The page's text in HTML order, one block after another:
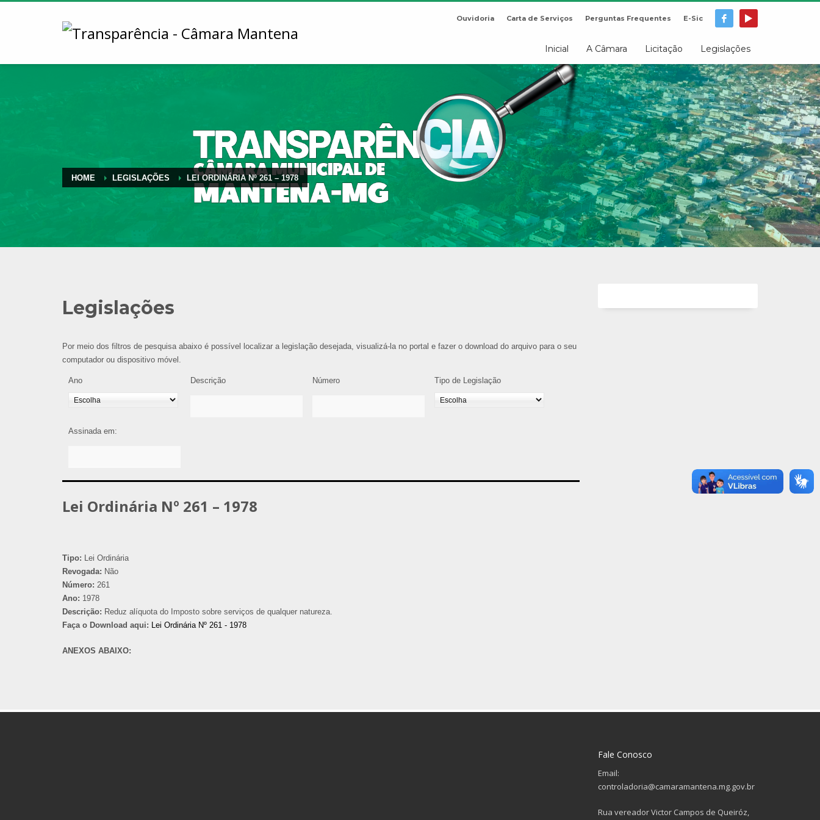
Ouvidoria Carta de Serviços Perguntas Frequentes E-Sic
Inicial A Câmara Licitação Legislações
HOME LEGISLAÇÕES LEI ORDINÁRIA Nº 261 – 1978
Legislações
Por meio dos filtros de pesquisa abaixo é possível localizar a legislação desejada, visualizá-la no portal e fazer o download do arquivo para o seu
computador ou dispositivo móvel.
Ano Descrição Número Tipo de Legislação
Assinada em:
Lei Ordinária Nº 261 – 1978
Tipo: Lei Ordinária
Revogada: Não
Número: 261
Ano: 1978
Descrição: Reduz alíquota do Imposto sobre serviços de qualquer natureza.
Faça o Download aqui: Lei Ordinária Nº 261 - 1978
ANEXOS ABAIXO:
Fale Conosco
Email:
controladoria@camaramantena.mg.gov.br
Rua vereador Victor Campos de Queiróz,